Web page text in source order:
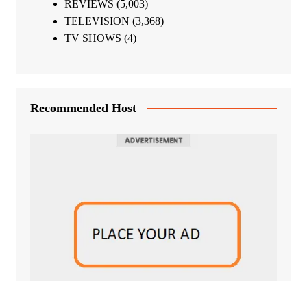
REVIEWS (5,003)
TELEVISION (3,368)
TV SHOWS (4)
Recommended Host